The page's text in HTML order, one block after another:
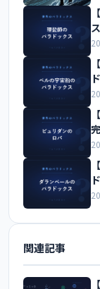
関連記事